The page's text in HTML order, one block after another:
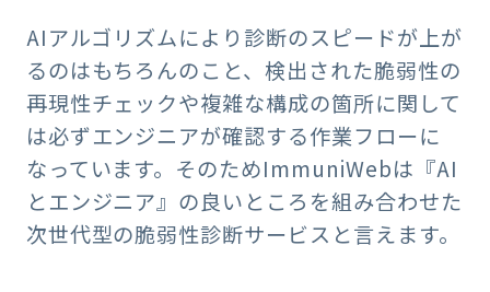
AIアルゴリズムにより診断のスピードが上が
るのはもちろんのこと、検出された脆弱性の
再現性チェックや複雑な構成の箇所に関して
は必ずエンジニアが確認する作業フローに
なっています。そのためImmuniWebは『AI
とエンジニア』の良いところを組み合わせた
次世代型の脆弱性診断サービスと言えます。